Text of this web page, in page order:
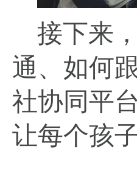
接下来
通、如何
社协同平
让每个孩